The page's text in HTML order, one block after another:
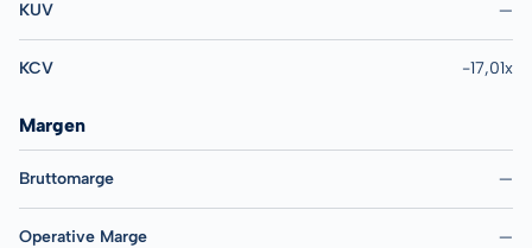
KUV —
KCV -17,01x
Margen
Bruttomarge —
Operative Marge —